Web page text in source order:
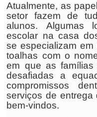
Atualmente, as
setor fazem de
alunos. Algumas
escolar na casa
se especializam
toalhas com o
em que as
desafiadas a
compromissos
serviços de entrega
bem-vindos.